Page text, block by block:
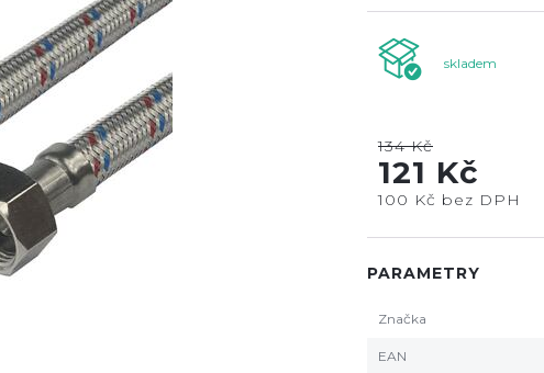
skladem
134 Kč
121 Kč
100 Kč bez DPH
PARAMETRY
Značka
EAN